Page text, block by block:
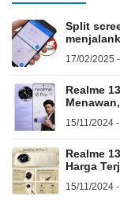
Split
17/02/2025
Realme
15/11/2024
Realme
Harga
15/11/2024